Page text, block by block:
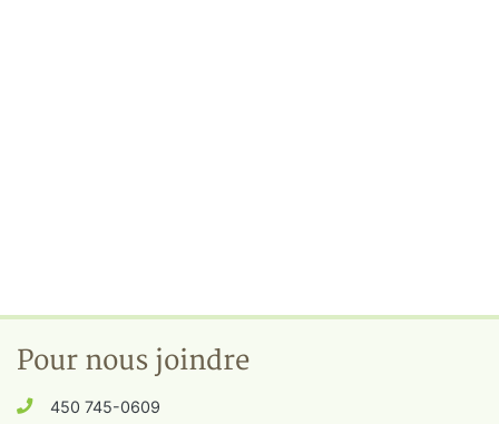
Pour nous joindre
450 745-0609